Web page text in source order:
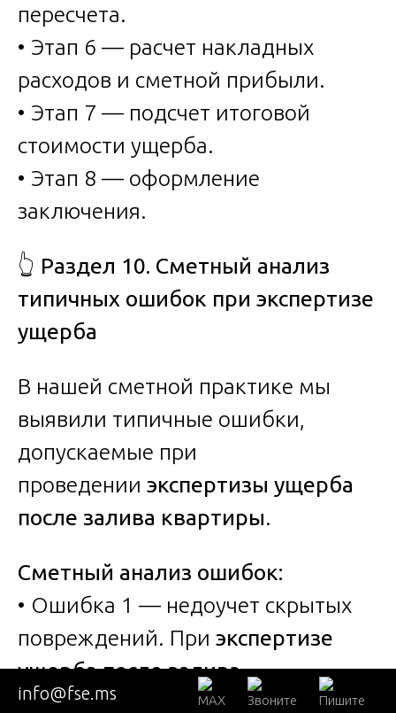
пересчета.
• Этап 6 — расчет накладных
расходов и сметной прибыли.
• Этап 7 — подсчет итоговой
стоимости ущерба.
• Этап 8 — оформление
заключения.
👆 Раздел 10. Сметный анализ
типичных ошибок при экспертизе
ущерба
В нашей сметной практике мы
выявили типичные ошибки,
допускаемые при
проведении экспертизы ущерба
после залива квартиры.
Сметный анализ ошибок:
• Ошибка 1 — недоучет скрытых
повреждений. При экспертизе
ущерба после залива
квартиры
без применения
info@fse.ms